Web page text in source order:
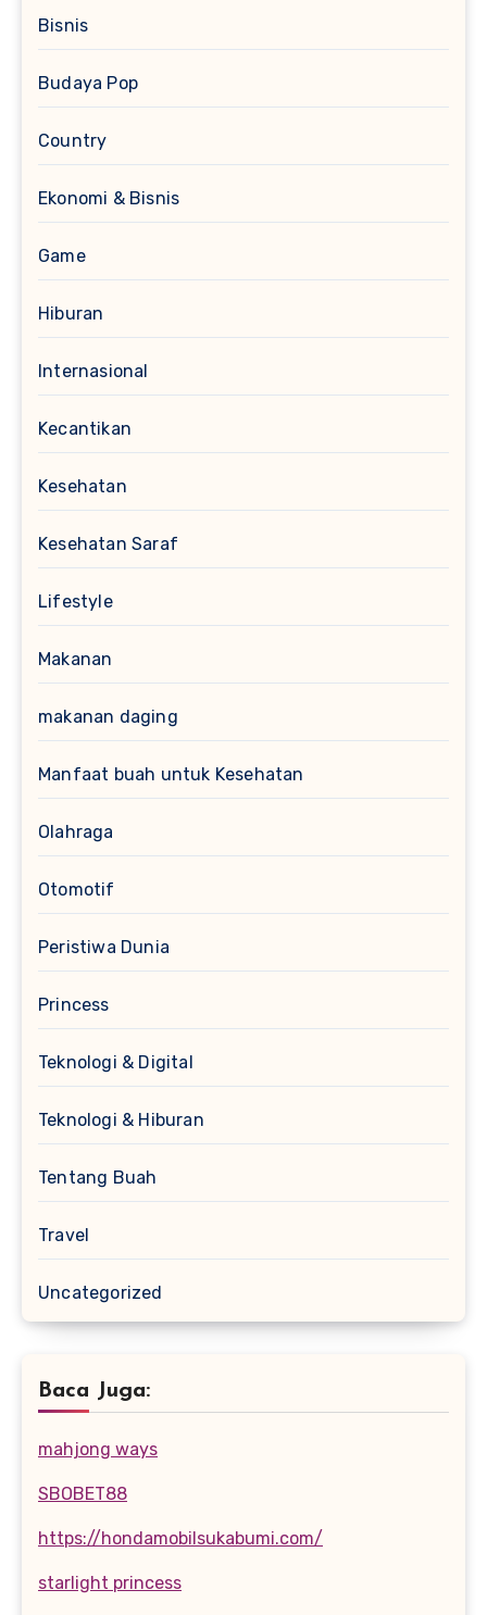
Bisnis
Budaya Pop
Country
Ekonomi & Bisnis
Game
Hiburan
Internasional
Kecantikan
Kesehatan
Kesehatan Saraf
Lifestyle
Makanan
makanan daging
Manfaat buah untuk Kesehatan
Olahraga
Otomotif
Peristiwa Dunia
Princess
Teknologi & Digital
Teknologi & Hiburan
Tentang Buah
Travel
Uncategorized
Baca Juga:
mahjong ways
SBOBET88
https://hondamobilsukabumi.com/
starlight princess